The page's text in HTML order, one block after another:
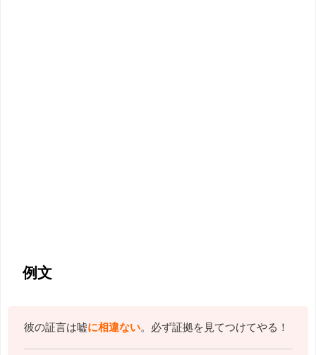
例文
彼の証言は嘘に相違ない。必ず証拠を見てつけてやる！